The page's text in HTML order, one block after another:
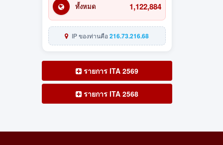
ทั้งหมด 1,122,884
IP ของท่านคือ216.73.216.68
รายการ ITA 2569
รายการ ITA 2568